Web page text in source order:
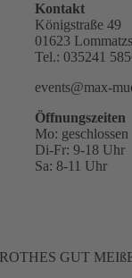
Kontakt
Königstraße 49
01623
Tel.: 035241
events@max-
Öffnungszeiten
Mo: geschlossen
Di-Fr: 9-18 Uhr
Sa: 8-11 Uhr
ROTHES GUT